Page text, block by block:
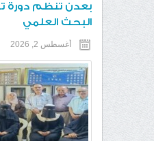
بعدن تنظم دورة
البحث العلمي
أغسطس 2, 2026